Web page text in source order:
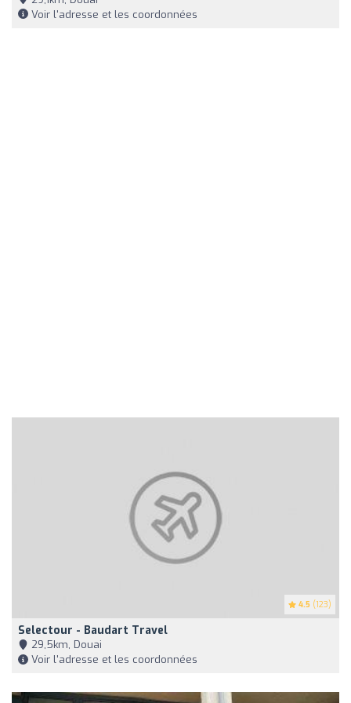
Voir l'adresse et les coordonnées
4.5 (123)
Selectour - Baudart Travel
29,5km, Douai
Voir l'adresse et les coordonnées